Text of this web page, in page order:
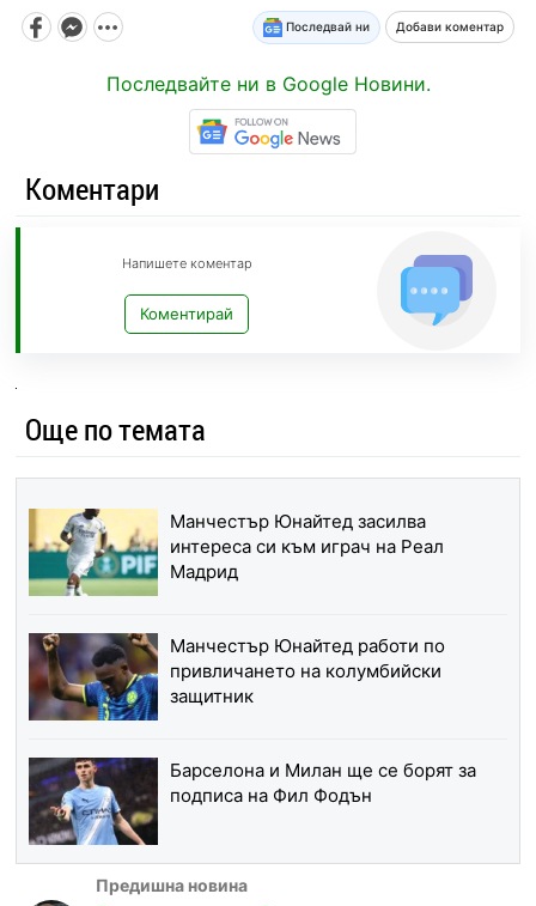
Последвай ни Добави коментар
Последвайте ни в Google Новини.
Коментари
Напишете коментар
Коментирай
Още по темата
Манчестър Юнайтед засилва
интереса си към играч на Реал
Мадрид
Манчестър Юнайтед работи по
привличането на колумбийски
защитник
Барселона и Милан ще се борят за
подписа на Фил Фодън